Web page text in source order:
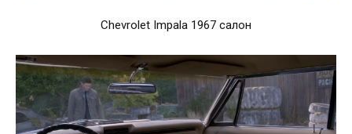
Chevrolet Impala 1967 салон